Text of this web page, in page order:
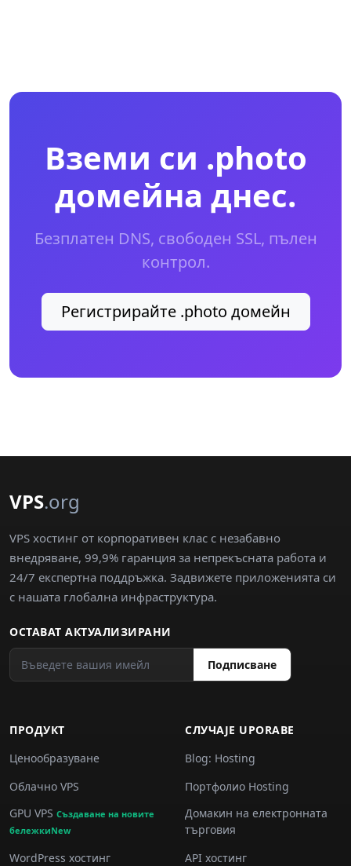
Вземи си .photo
домейна днес.
Безплатен DNS, свободен SSL, пълен
контрол.
Регистрирайте .photo домейн
VPS.org
VPS хостинг от корпоративен клас с незабавно
внедряване, 99,9% гаранция за непрекъсната работа и
24/7 експертна поддръжка. Задвижете приложенията си
с нашата глобална инфраструктура.
ОСТАВАТ АКТУАЛИЗИРАНИ
Подписване
ПРОДУКТ
Ценообразуване
Облачно VPS
GPU VPS Създаване на новите
бележкиNew
WordPress хостинг
СЛУЧАJE UPORABE
Blog: Hosting
Портфолио Hosting
Домакин на електронната
търговия
API хостинг